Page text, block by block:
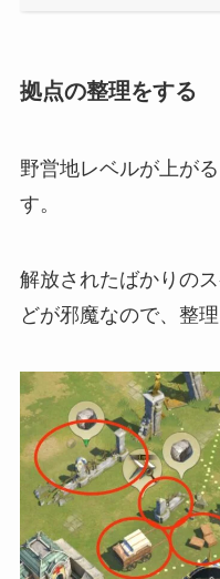
拠点の整理をする
野営地レベルが上が
す。
解放されたばかりの
どが邪魔なので、整理